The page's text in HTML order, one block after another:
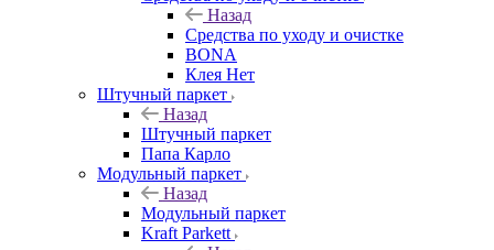
Назад
Средства по уходу и очистке
BONA
Клея Нет
Штучный паркет
Назад
Штучный паркет
Папа Карло
Модульный паркет
Назад
Модульный паркет
Kraft Parkett